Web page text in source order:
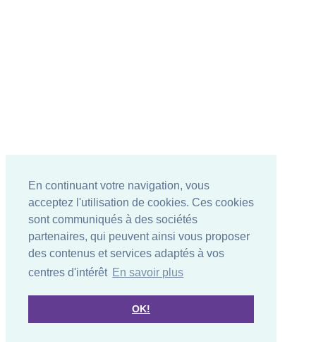
En continuant votre navigation, vous
acceptez l'utilisation de cookies. Ces cookies
sont communiqués à des sociétés
partenaires, qui peuvent ainsi vous proposer
des contenus et services adaptés à vos
centres d'intérêt En savoir plus
OK!